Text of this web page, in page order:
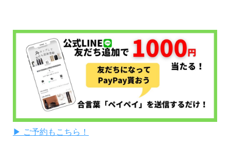
▶ ご予約もこちら！